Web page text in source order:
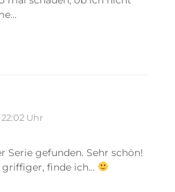
Uhr
Serie gefunden. Sehr schön!
finde ich…